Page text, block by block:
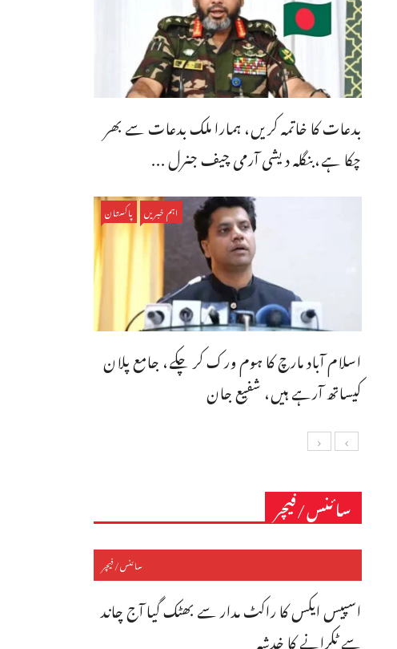
بدعات کا خاتمہ کریں، ہمارا ملک بدعات سے بھر
چکا ہے،بنگله دیشی آرمی چیف جنرل ...
اہم خبریں پاکستان
اسلام آباد مارچ کا ہوم ورک کر چکے، جامع پلان
کیساتھ آرہے ہیں، شفیع جان
سائنس/فیچر
سائنس/فیچر
اسپیس ایکس کا راکٹ مدار سے بھٹک گیا آج چاند
سے ٹکرانے کا خدشہ